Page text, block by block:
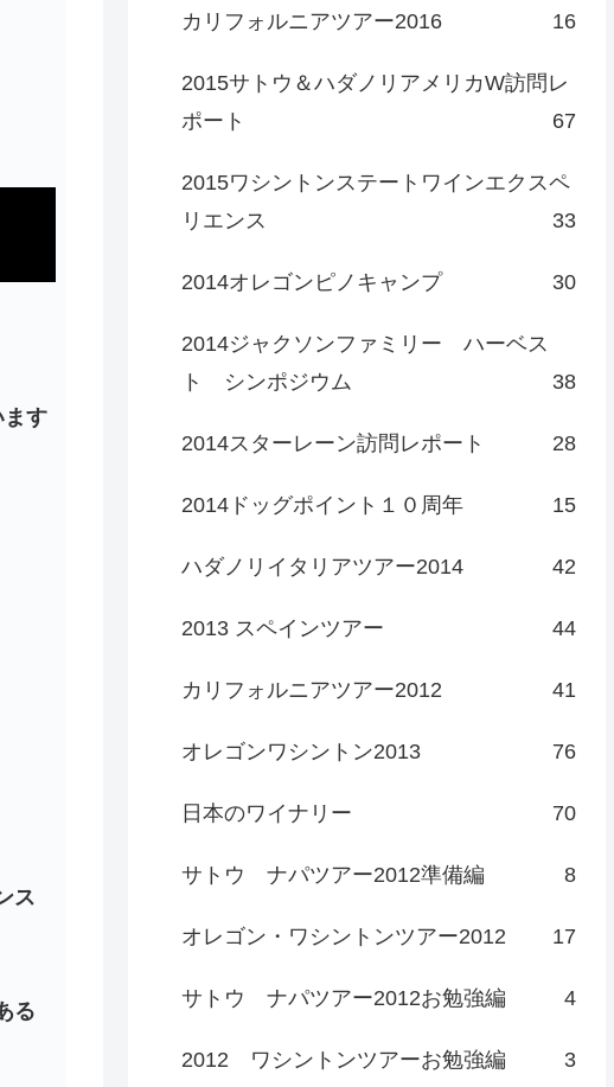
す
ス
る
カリフォルニアツアー2016 16
2015サトウ＆ハダノリアメリカW訪問レ
ポート
67
2015ワシントンステートワインエクスペ
リエンス
33
2014オレゴンピノキャンプ 30
2014ジャクソンファミリー ハーベス
ト シンポジウム
38
2014スターレーン訪問レポート 28
2014ドッグポイント１０周年 15
ハダノリイタリアツアー2014 42
2013 スペインツアー 44
カリフォルニアツアー2012 41
オレゴンワシントン2013 76
日本のワイナリー 70
サトウ ナパツアー2012準備編 8
オレゴン・ワシントンツアー2012 17
サトウ ナパツアー2012お勉強編 4
2012 ワシントンツアーお勉強編 3